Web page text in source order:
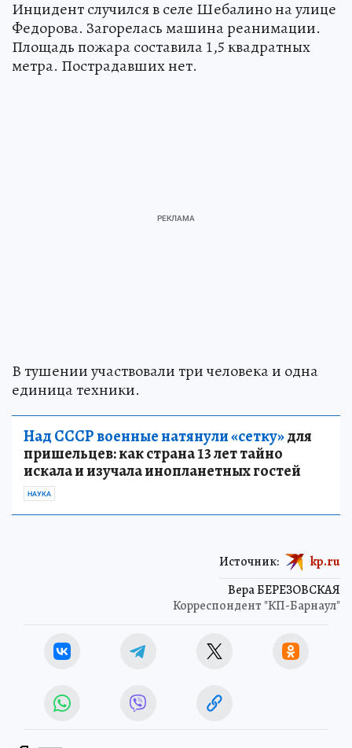
Инцидент случился в селе Шебалино на улице
Федорова. Загорелась машина реанимации.
Площадь пожара составила 1,5 квадратных
метра. Пострадавших нет.
В тушении участвовали три человека и одна
единица техники.
Над СССР военные натянули «сетку»для
пришельцев: как страна 13 лет тайно
искала и изучала инопланетных гостей
НАУКА
Вера БЕРЕЗОВСКАЯ
Корреспондент "КП-Барнаул"
Источник: kp.ru